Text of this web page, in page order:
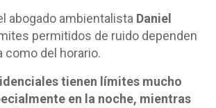
abogado ambientalista Daniel
permitidos de ruido dependen
como del horario.
tienen límites mucho
en la noche, mientras